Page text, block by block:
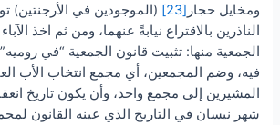
ومخايل حجار [23]
(الموجودين في الأرجنتين)
الناذرين بالاقتراع نيابةً عنهما، ومن ثم اخذ
الجمعية منها: تثبيت قانون الجمعية “في روميه”
فيه، وضم المجمعين، أي مجمع انتخاب الأب
المشيرين إلى مجمع واحد، وأن يكون تاريخ
شهر نيسان في التاريخ الذي عينه القانون